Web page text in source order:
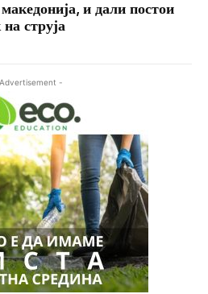
и дали постои
струја
-